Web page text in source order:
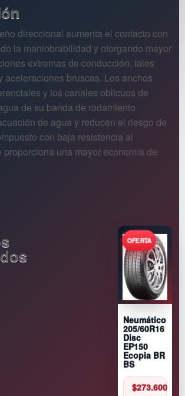
direccional aumenta el contacto con
la maniobrabilidad y otorgando mayor
extremas de conducción, tales
aceleraciones bruscas. Los anchos
y los canales oblicuos de
de su banda de rodamiento
de agua y reducen el riesgo de
con baja resistencia al
proporciona una mayor economía de
Neumático
205/60R16
Disc
EP150
Ecopia BR
BS
$273.600